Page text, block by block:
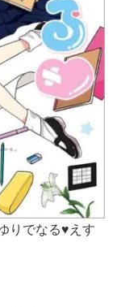
りでなる♥えす